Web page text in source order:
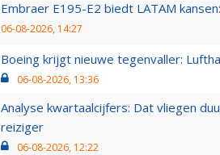
Embraer E195-E2 biedt LATAM
06-08-2026, 14:27
Boeing krijgt nieuwe tegenvaller:
06-08-2026, 13:36
Analyse kwartaalcijfers: Dat vliegen
reiziger
06-08-2026, 12:22